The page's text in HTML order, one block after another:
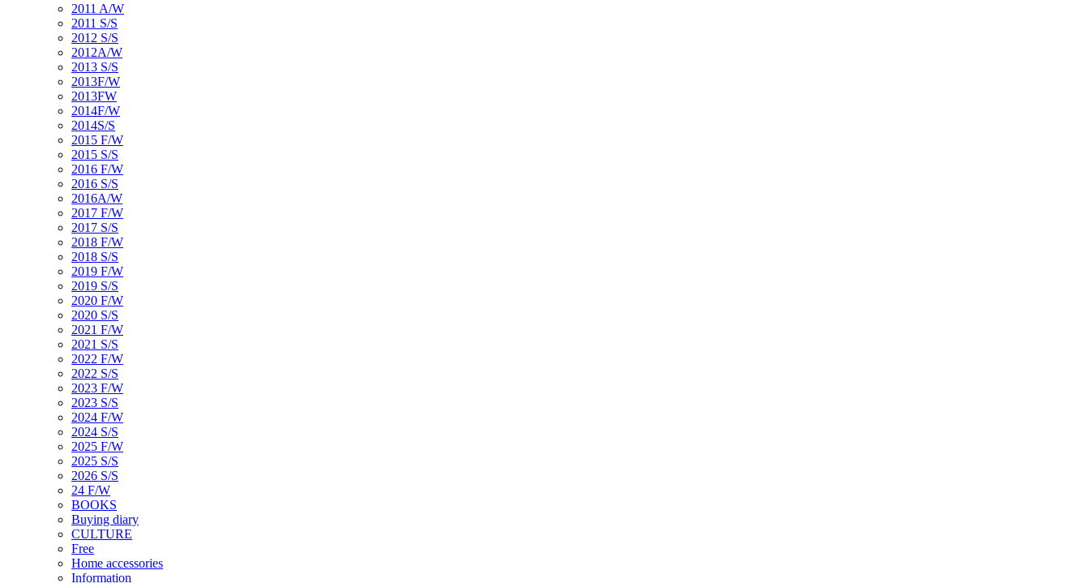
2011 A/W
2011 S/S
2012 S/S
2012A/W
2013 S/S
2013F/W
2013FW
2014F/W
2014S/S
2015 F/W
2015 S/S
2016 F/W
2016 S/S
2016A/W
2017 F/W
2017 S/S
2018 F/W
2018 S/S
2019 F/W
2019 S/S
2020 F/W
2020 S/S
2021 F/W
2021 S/S
2022 F/W
2022 S/S
2023 F/W
2023 S/S
2024 F/W
2024 S/S
2025 F/W
2025 S/S
2026 S/S
24 F/W
BOOKS
Buying diary
CULTURE
Free
Home accessories
Information